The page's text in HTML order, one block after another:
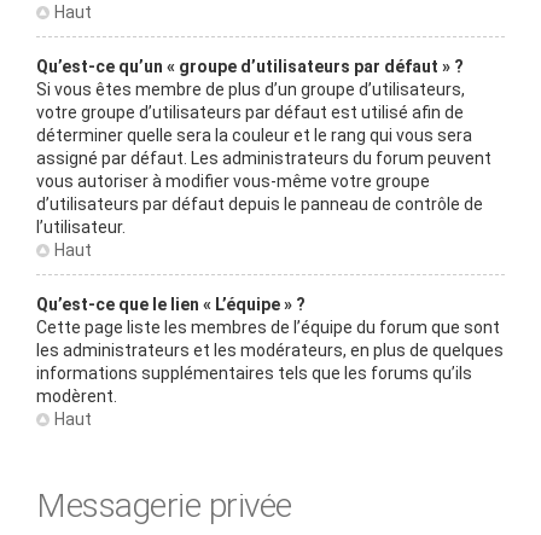
Haut
Qu’est-ce qu’un « groupe d’utilisateurs par défaut » ?
Si vous êtes membre de plus d’un groupe d’utilisateurs,
votre groupe d’utilisateurs par défaut est utilisé afin de
déterminer quelle sera la couleur et le rang qui vous sera
assigné par défaut. Les administrateurs du forum peuvent
vous autoriser à modifier vous-même votre groupe
d’utilisateurs par défaut depuis le panneau de contrôle de
l’utilisateur.
Haut
Qu’est-ce que le lien « L’équipe » ?
Cette page liste les membres de l’équipe du forum que sont
les administrateurs et les modérateurs, en plus de quelques
informations supplémentaires tels que les forums qu’ils
modèrent.
Haut
Messagerie privée